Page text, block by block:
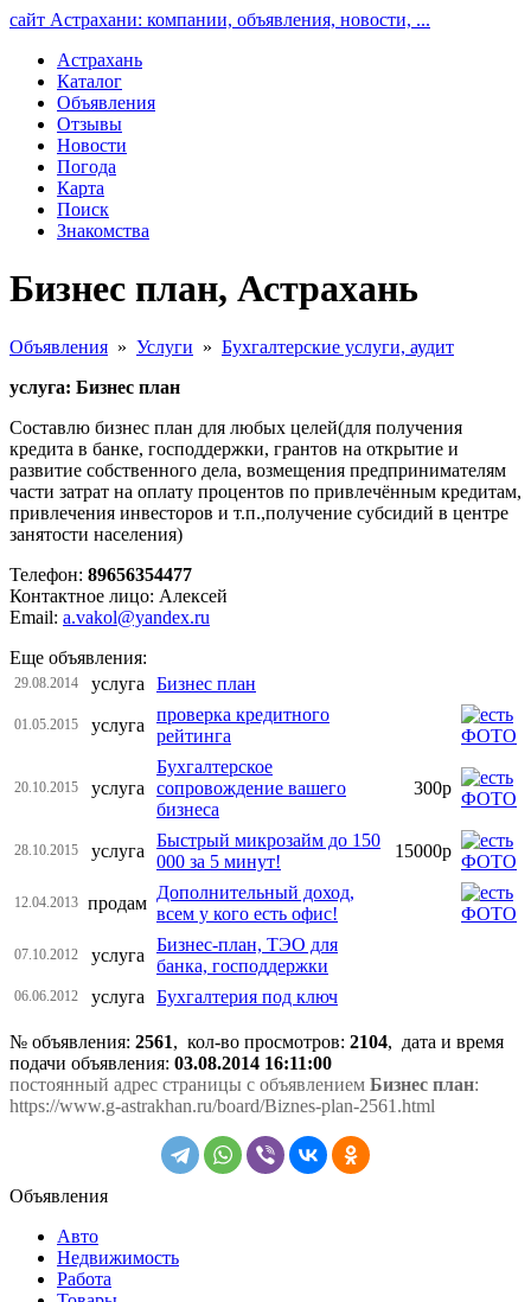
сайт Астрахани: компании, объявления, новости, ...
Астрахань
Каталог
Объявления
Отзывы
Новости
Погода
Карта
Поиск
Знакомства
Бизнес план, Астрахань
Объявления » Услуги » Бухгалтерские услуги, аудит
услуга: Бизнес план
Составлю бизнес план для любых целей(для получения
кредита в банке, господдержки, грантов на открытие и
развитие собственного дела, возмещения предпринимателям
части затрат на оплату процентов по привлечённым кредитам,
привлечения инвесторов и т.п.,получение субсидий в центре
занятости населения)
Телефон: 89656354477
Контактное лицо: Алексей
Email: a.vakol@yandex.ru
Еще объявления:
29.08.2014 услуга Бизнес план
01.05.2015 услуга
проверка кредитного
рейтинга
20.10.2015 услуга
Бухгалтерское
сопровождение вашего
бизнеса
300р
28.10.2015 услуга
Быстрый микрозайм до 150
000 за 5 минут!
15000р
12.04.2013 продам
Дополнительный доход,
всем у кого есть офис!
07.10.2012 услуга
Бизнес-план, ТЭО для
банка, господдержки
06.06.2012 услуга Бухгалтерия под ключ
№ объявления: 2561, кол-во просмотров: 2104, дата и время
подачи объявления: 03.08.2014 16:11:00
постоянный адрес страницы с объявлением Бизнес план:
https://www.g-astrakhan.ru/board/Biznes-plan-2561.html
Объявления
Авто
Недвижимость
Работа